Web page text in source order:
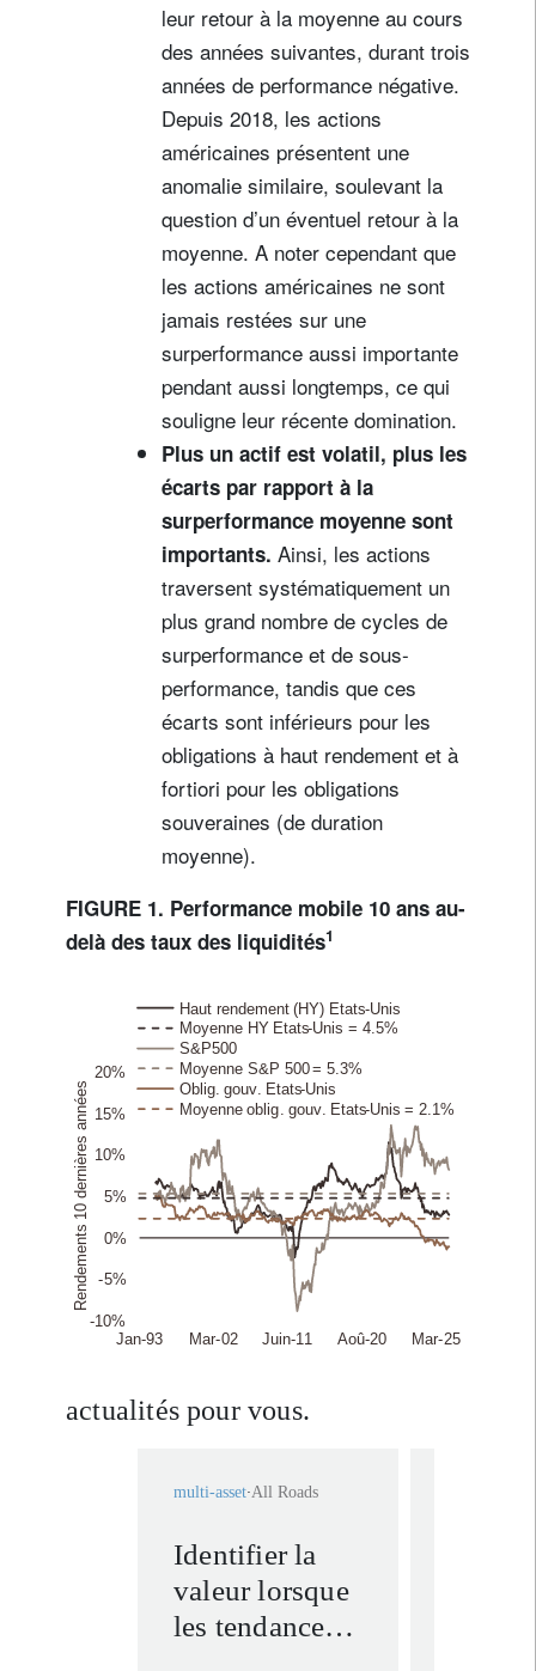
leur retour à la moyenne au cours
des années suivantes, durant trois
années de performance négative.
Depuis 2018, les actions
américaines présentent une
anomalie similaire, soulevant la
question d’un éventuel retour à la
moyenne. A noter cependant que
les actions américaines ne sont
jamais restées sur une
surperformance aussi importante
pendant aussi longtemps, ce qui
souligne leur récente domination.
Plus un actif est volatil, plus les
écarts par rapport à la
surperformance moyenne sont
importants. Ainsi, les actions
traversent systématiquement un
plus grand nombre de cycles de
surperformance et de sous-
performance, tandis que ces
écarts sont inférieurs pour les
obligations à haut rendement et à
fortiori pour les obligations
souveraines (de duration
moyenne).
FIGURE 1. Performance mobile 10 ans au-
delà des taux des liquidités1
actualités pour vous.
multi-asset All Roads
Identifier la
valeur lorsque
les tendances